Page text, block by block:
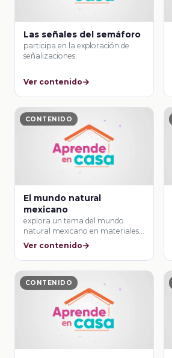
Las señales del semáforo
participa en la exploración de
señalizaciones.
Ver contenido
CONTENIDO
El mundo natural
mexicano
explora un tema del mundo
natural mexicano en materiales
ilustrados.
Ver contenido
CONTENIDO